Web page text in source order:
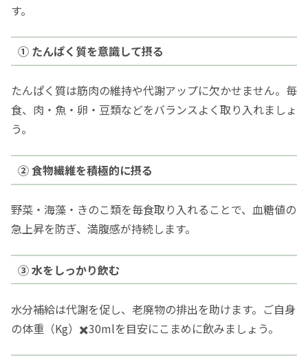
す。
① たんぱく質を意識して摂る
たんぱく質は筋肉の維持や代謝アップに欠かせません。毎
食、肉・魚・卵・豆類などをバランスよく取り入れましょ
う。
② 食物繊維を積極的に摂る
野菜・海藻・きのこ類を毎食取り入れることで、血糖値の
急上昇を防ぎ、満腹感が持続します。
③ 水をしっかり飲む
水分補給は代謝を促し、老廃物の排出を助けます。ご自身
の体重（Kg）✖️30mlを目安にこまめに飲みましょう。